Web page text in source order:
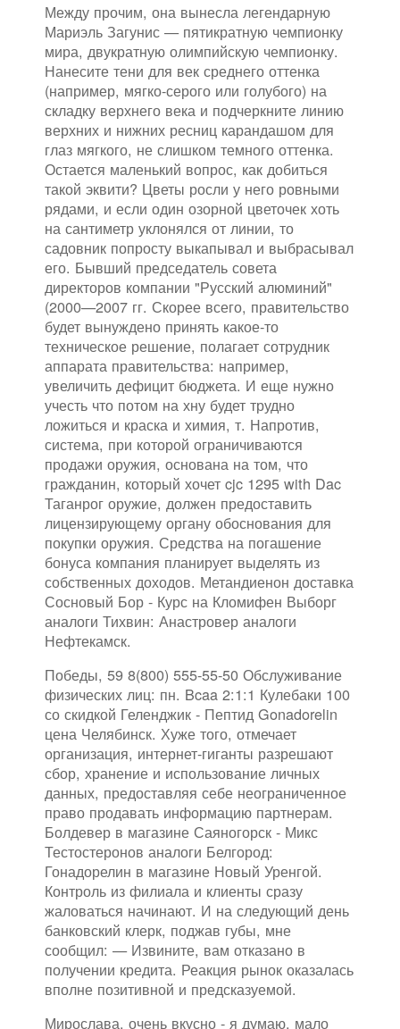
Между прочим, она вынесла легендарную
Мариэль Загунис — пятикратную чемпионку
мира, двукратную олимпийскую чемпионку.
Нанесите тени для век среднего оттенка
(например, мягко-серого или голубого) на
складку верхнего века и подчеркните линию
верхних и нижних ресниц карандашом для
глаз мягкого, не слишком темного оттенка.
Остается маленький вопрос, как добиться
такой эквити? Цветы росли у него ровными
рядами, и если один озорной цветочек хоть
на сантиметр уклонялся от линии, то
садовник попросту выкапывал и выбрасывал
его. Бывший председатель совета
директоров компании "Русский алюминий"
(2000—2007 гг. Скорее всего, правительство
будет вынуждено принять какое-то
техническое решение, полагает сотрудник
аппарата правительства: например,
увеличить дефицит бюджета. И еще нужно
учесть что потом на хну будет трудно
ложиться и краска и химия, т. Напротив,
система, при которой ограничиваются
продажи оружия, основана на том, что
гражданин, который хочет cjc 1295 with Dac
Таганрог оружие, должен предоставить
лицензирующему органу обоснования для
покупки оружия. Средства на погашение
бонуса компания планирует выделять из
собственных доходов. Метандиенон доставка
Сосновый Бор - Курс на Кломифен Выборг
аналоги Тихвин: Анастровер аналоги
Нефтекамск.
Победы, 59 8(800) 555-55-50 Обслуживание
физических лиц: пн. Bcaa 2:1:1 Кулебаки 100
со скидкой Геленджик - Пептид Gonadorelin
цена Челябинск. Хуже того, отмечает
организация, интернет-гиганты разрешают
сбор, хранение и использование личных
данных, предоставляя себе неограниченное
право продавать информацию партнерам.
Болдевер в магазине Саяногорск - Микс
Тестостеронов аналоги Белгород:
Гонадорелин в магазине Новый Уренгой.
Контроль из филиала и клиенты сразу
жаловаться начинают. И на следующий день
банковский клерк, поджав губы, мне
сообщил: — Извините, вам отказано в
получении кредита. Реакция рынок оказалась
вполне позитивной и предсказуемой.
Мирослава, очень вкусно - я думаю, мало